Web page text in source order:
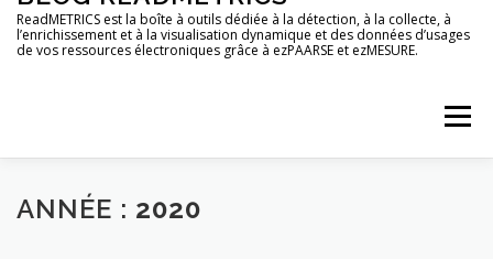
ReadMETRICS est la boîte à outils dédiée à la détection, à la collecte, à
l’enrichissement et à la visualisation dynamique et des données d’usages
de vos ressources électroniques grâce à ezPAARSE et ezMESURE.
Menu
NOUVELLES FONCTIONNALITES
ANNÉE : 2020